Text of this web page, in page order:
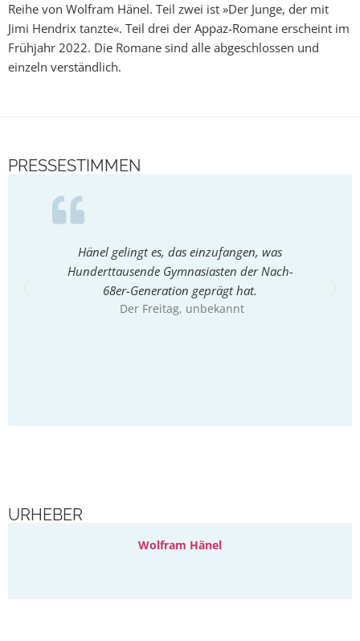
Reihe von Wolfram Hänel. Teil zwei ist »Der Junge, der mit
Jimi Hendrix tanzte«. Teil drei der Appaz-Romane erscheint im
Frühjahr 2022. Die Romane sind alle abgeschlossen und
einzeln verständlich.
PRESSESTIMMEN
Hänel gelingt es, das einzufangen, was
Hunderttausende Gymnasiasten der Nach-
68er-Generation geprägt hat.
Der Freitag, unbekannt
URHEBER
Wolfram Hänel